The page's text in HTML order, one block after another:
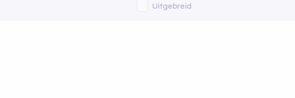
Uitgebreid